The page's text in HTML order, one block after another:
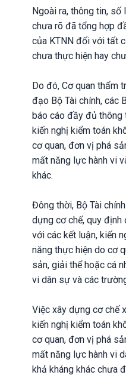
Ngoài ra, thông tin, số
chưa rõ đã tổng hợp
của KTNN đối với tất
chưa thực hiện hay
Do đó, Cơ quan thẩm
đạo Bộ Tài chính, các
báo cáo đầy đủ thông
kiến nghị kiểm toán
cơ quan, đơn vị phá
mất năng lực hành vi
khác.
Đông thời, Bộ Tài
dựng cơ chế, quy
với các kết luận, kiến
năng thực hiện do cơ
sản, giải thể hoặc cá
vi dân sự và các
Việc xây dựng cơ chế
kiến nghị kiểm toán
cơ quan, đơn vị phá
mất năng lực hành vi
khả kháng khác chưa